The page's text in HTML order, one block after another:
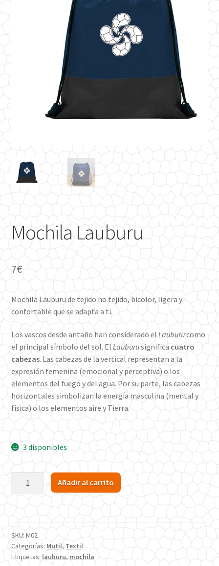
Mochila Lauburu
7€
Mochila Lauburu de tejido no tejido, bicolor, ligera y
confortable que se adapta a ti.
Los vascos desde antaño han considerado elLauburucomo
el principal símbolo del sol. ElLauburusignifica cuatro
cabezas. Las cabezas de la vertical representan a la
expresión femenina (emocional y perceptiva) o los
elementos del fuego y del agua. Por su parte, las cabezas
horizontales simbolizan la energía masculina (mental y
física) o los elementos aire y Tierra.
3 disponibles
cantidad
Añadir al carrito
SKU: M02
Categorías: Mutil, Textil
Etiquetas: lauburu, mochila